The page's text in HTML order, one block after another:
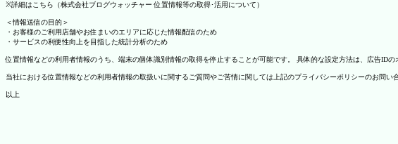
※詳細はこちら（株式会社ブログウォッチャー 位置情報等の取得･活用について）
＜情報送信の目的＞
・お客様のご利用店舗やお住まいのエリアに応じた情報配信のため
・サービスの利便性向上を目指した統計分析のため
位置情報などの利用者情報のうち、端末の個体識別情報の取得を停止することが可能です。 具体的な設定方法は、広告IDの
当社における位置情報などの利用者情報の取扱いに関するご質問やご苦情に関しては上記のプライバシーポリシーのお問い
以上